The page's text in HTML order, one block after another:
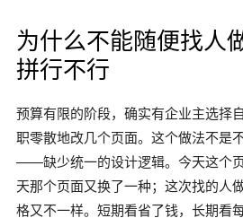
为什么不能随便找人
拼行不行
预算有限的阶段，确实有企业主选择
职零散地改几个页面。这个做法不是
——缺少统一的设计逻辑。今天这个
天那个页面又换了一种；这次找的人
格又不一样。短期看省了钱，长期看